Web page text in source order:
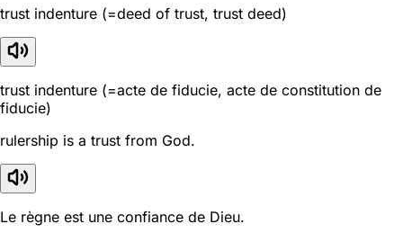
trust indenture (=deed of trust, trust deed)
trust indenture (=acte de fiducie, acte de constitution de
fiducie)
rulership is a trust from God.
Le règne est une confiance de Dieu.